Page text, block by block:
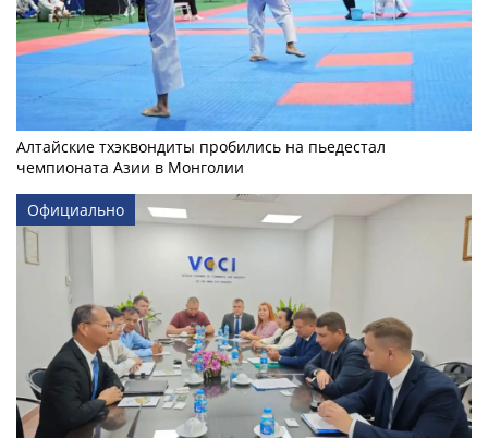
Алтайские тхэквондиты пробились на пьедестал
чемпионата Азии в Монголии
Официально